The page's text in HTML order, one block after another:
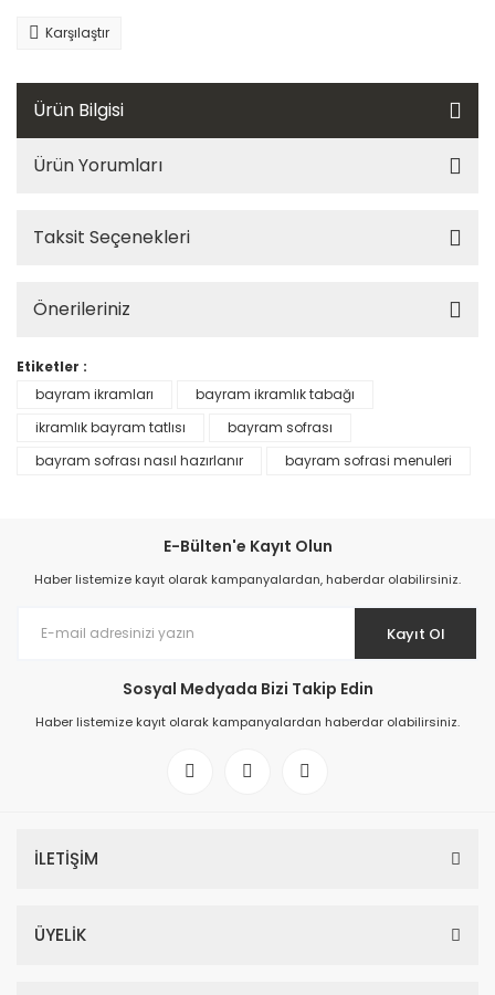
Karşılaştır
Ürün Bilgisi
Ürün Yorumları
Taksit Seçenekleri
Önerileriniz
Etiketler :
bayram ikramları
bayram ikramlık tabağı
ikramlık bayram tatlısı
bayram sofrası
bayram sofrası nasıl hazırlanır
bayram sofrasi menuleri
E-Bülten'e Kayıt Olun
Haber listemize kayıt olarak kampanyalardan, haberdar olabilirsiniz.
Kayıt Ol
Sosyal Medyada Bizi Takip Edin
Haber listemize kayıt olarak kampanyalardan haberdar olabilirsiniz.
İLETİŞİM
ÜYELİK